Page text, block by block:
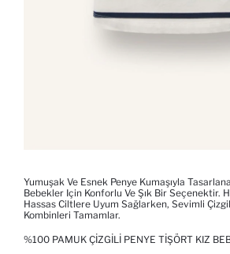
Yumuşak Ve Esnek Penye Kumaşıyla
Bebekler Için Konforlu Ve Şık Bir Seçenektir.
Hassas Ciltlere Uyum Sağlarken, Sevimli
Kombinleri Tamamlar.
%100 PAMUK ÇIZGILI PENYE TIŞÖRT KIZ